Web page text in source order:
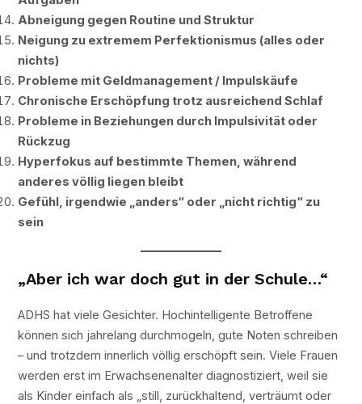
Abneigung gegen Routine und Struktur
Neigung zu extremem Perfektionismus (alles oder
nichts)
Probleme mit Geldmanagement / Impulskäufe
Chronische Erschöpfung trotz ausreichend Schlaf
Probleme in Beziehungen durch Impulsivität oder
Rückzug
Hyperfokus auf bestimmte Themen, während
anderes völlig liegen bleibt
Gefühl, irgendwie „anders“ oder „nicht richtig“ zu
sein
„Aber ich war doch gut in der Schule…“
ADHS hat viele Gesichter. Hochintelligente Betroffene
können sich jahrelang durchmogeln, gute Noten schreiben
– und trotzdem innerlich völlig erschöpft sein. Viele Frauen
werden erst im Erwachsenenalter diagnostiziert, weil sie
als Kinder einfach als „still, zurückhaltend, verträumt oder